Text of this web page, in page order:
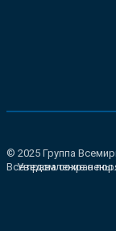
© 2025 Группа
Все права сохранены.
Уведомление о